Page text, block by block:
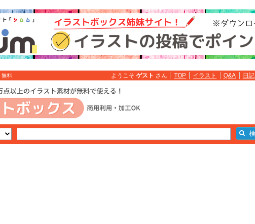
無料 ようこそ ゲスト さん TOP イラスト Q&A 日記